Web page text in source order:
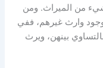
شيء من الميراث. ومن
وجود وارث غيرهم، ففي
بينهن، ويرث